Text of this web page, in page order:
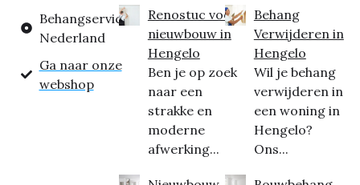
Behangservice
Nederland
Ga naar onze
webshop
Renostuc voor
nieuwbouw in
Hengelo
Ben je op zoek
naar een
strakke en
moderne
afwerking...
Behang
Verwijderen in
Hengelo
Wil je behang
verwijderen in
een woning in
Hengelo?
Ons...